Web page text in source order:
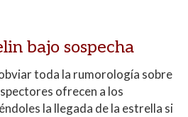
bajo sospecha
toda la rumorología sobre
ofrecen a los
la llegada de la estrella si